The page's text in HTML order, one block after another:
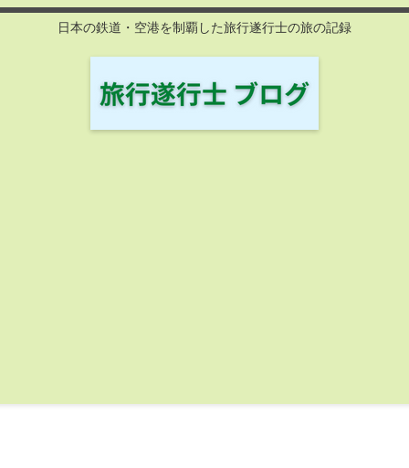
日本の鉄道・空港を制覇した旅行遂行士の旅の記録